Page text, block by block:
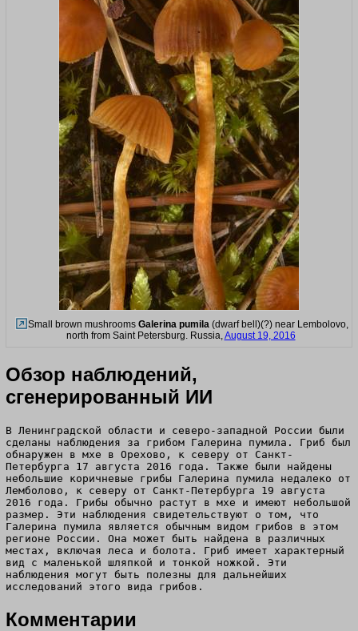
Small brown mushrooms Galerina pumila (dwarf bell)(?) near Lembolovo,
north from Saint Petersburg. Russia,August 19, 2016
Обзор наблюдений,
сгенерированный ИИ
В Ленинградской области и северо-западной России были
сделаны наблюдения за грибом Галерина пумила. Гриб был
обнаружен в мхе в Орехово, к северу от Санкт-
Петербурга 17 августа 2016 года. Также были найдены
небольшие коричневые грибы Галерина пумила недалеко от
Лемболово, к северу от Санкт-Петербурга 19 августа
2016 года. Грибы обычно растут в мхе и имеют небольшой
размер. Эти наблюдения свидетельствуют о том, что
Галерина пумила является обычным видом грибов в этом
регионе России. Она может быть найдена в различных
местах, включая леса и болота. Гриб имеет характерный
вид с маленькой шляпкой и тонкой ножкой. Эти
наблюдения могут быть полезны для дальнейших
исследований этого вида грибов.
Комментарии